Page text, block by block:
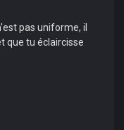
pas uniforme, il
que tu éclaircisse